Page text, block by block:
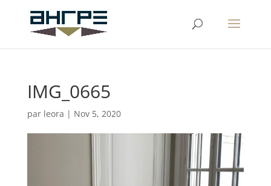
IMG_0665
par leora | Nov 5, 2020